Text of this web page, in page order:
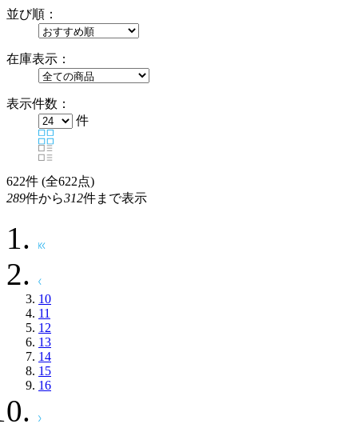
並び順：
在庫表示：
表示件数：
件
622件 (全622点)
289件から312件まで表示
10
11
12
13
14
15
16